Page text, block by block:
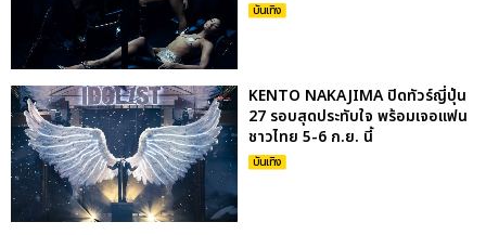
บันเทิง
KENTO NAKAJIMA ปิดทัวร์ญี่ปุ่น
27 รอบสุดประทับใจ พร้อมเจอแฟน
ชาวไทย 5-6 ก.ย. นี้
บันเทิง